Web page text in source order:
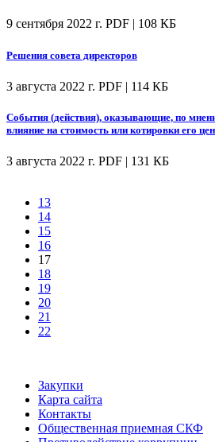
9 сентября 2022 г. PDF | 108 КБ
Решения совета директоров
3 августа 2022 г. PDF | 114 КБ
События (действия), оказывающие, по
влияние на стоимость или котировки его
3 августа 2022 г. PDF | 131 КБ
13
14
15
16
17
18
19
20
21
22
Закупки
Карта сайта
Контакты
Общественная приемная СКФ